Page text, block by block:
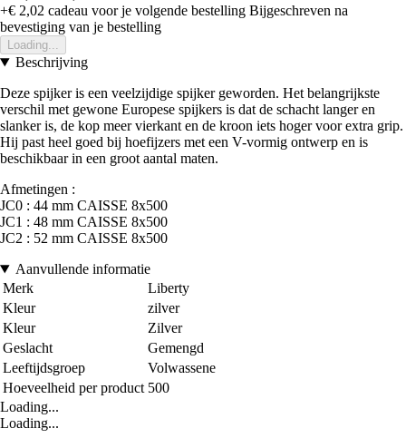
+€ 2,02 cadeau voor je volgende bestelling Bijgeschreven na
bevestiging van je bestelling
Loading...
Beschrijving
Deze spijker is een veelzijdige spijker geworden. Het belangrijkste
verschil met gewone Europese spijkers is dat de schacht langer en
slanker is, de kop meer vierkant en de kroon iets hoger voor extra grip.
Hij past heel goed bij hoefijzers met een V-vormig ontwerp en is
beschikbaar in een groot aantal maten.
Afmetingen :
JC0 : 44 mm CAISSE 8x500
JC1 : 48 mm CAISSE 8x500
JC2 : 52 mm CAISSE 8x500
Aanvullende informatie
Merk
Liberty
Kleur
zilver
Kleur
Zilver
Geslacht
Gemengd
Leeftijdsgroep
Volwassene
Hoeveelheid per product 500
Loading...
Loading...